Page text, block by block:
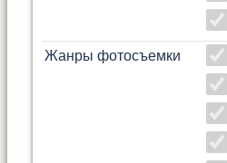
Жанры фотосъемки